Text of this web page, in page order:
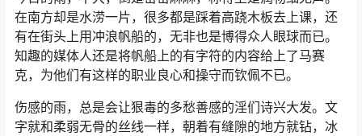
在南方却是水涝一片，很多都是踩着高跷木板去上课，还
有在街头上用冲浪帆船的，无非也是博得众人眼球而已。
知趣的媒体人还是将帆船上的有字符的内容给上了马赛
克，为他们有这样的职业良心和操守而钦佩不已。
伤感的雨，总是会让狠毒的多愁善感的淫们诗兴大发。文
字就和柔弱无骨的丝线一样，朝着有缝隙的地方就钻，冰